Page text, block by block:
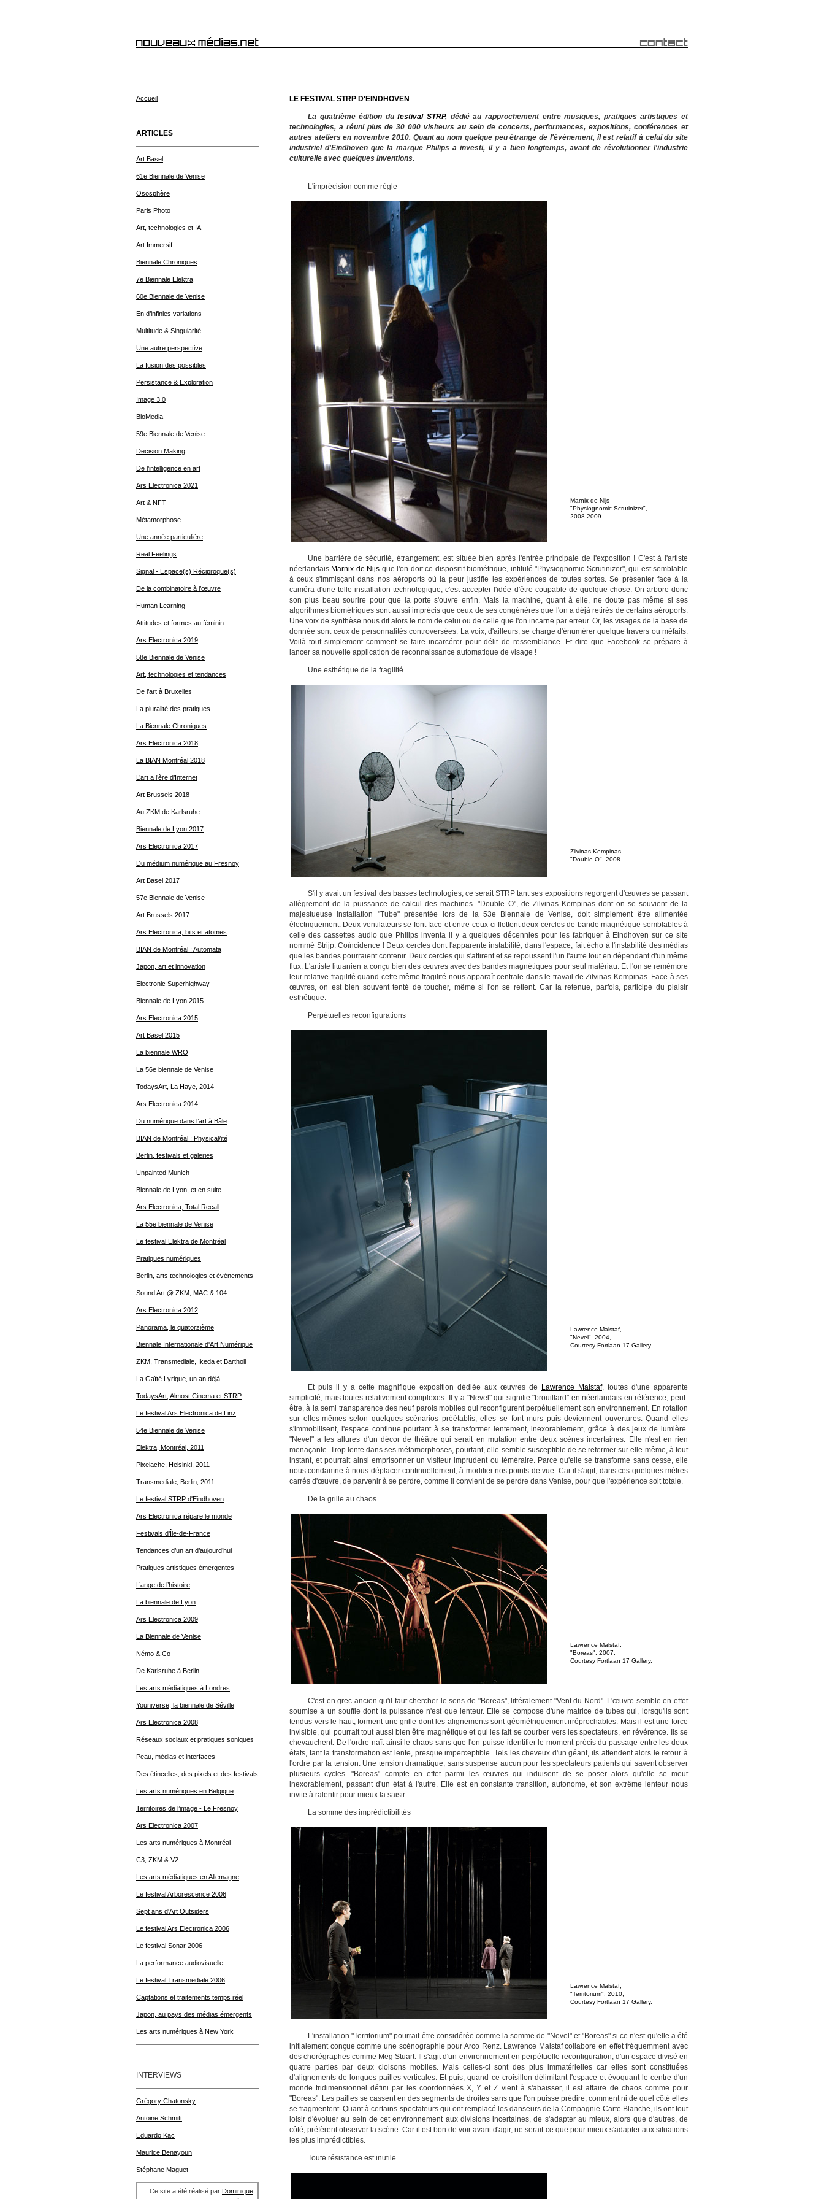
Accueil
ARTICLES
Art Basel
61e Biennale de Venise
Ososphère
Paris Photo
Art, technologies et IA
Art Immersif
Biennale Chroniques
7e Biennale Elektra
60e Biennale de Venise
En d’infinies variations
Multitude & Singularité
Une autre perspective
La fusion des possibles
Persistance & Exploration
Image 3.0
BioMedia
59e Biennale de Venise
Decision Making
De l’intelligence en art
Ars Electronica 2021
Art & NFT
Métamorphose
Une année particulière
Real Feelings
Signal - Espace(s) Réciproque(s)
De la combinatoire à l’œuvre
Human Learning
Attitudes et formes au féminin
Ars Electronica 2019
58e Biennale de Venise
Art, technologies et tendances
De l’art à Bruxelles
La pluralité des pratiques
La Biennale Chroniques
Ars Electronica 2018
La BIAN Montréal 2018
L’art a l’ère d’Internet
Art Brussels 2018
Au ZKM de Karlsruhe
Biennale de Lyon 2017
Ars Electronica 2017
Du médium numérique au Fresnoy
Art Basel 2017
57e Biennale de Venise
Art Brussels 2017
Ars Electronica, bits et atomes
BIAN de Montréal : Automata
Japon, art et innovation
Electronic Superhighway
Biennale de Lyon 2015
Ars Electronica 2015
Art Basel 2015
La biennale WRO
La 56e biennale de Venise
TodaysArt, La Haye, 2014
Ars Electronica 2014
Du numérique dans l’art à Bâle
BIAN de Montréal : Physical/ité
Berlin, festivals et galeries
Unpainted Munich
Biennale de Lyon, et en suite
Ars Electronica, Total Recall
La 55e biennale de Venise
Le festival Elektra de Montréal
Pratiques numériques
Berlin, arts technologies et événements
Sound Art @ ZKM, MAC & 104
Ars Electronica 2012
Panorama, le quatorzième
Biennale Internationale d'Art Numérique
ZKM, Transmediale, Ikeda et Bartholl
La Gaîté Lyrique, un an déjà
TodaysArt, Almost Cinema et STRP
Le festival Ars Electronica de Linz
54e Biennale de Venise
Elektra, Montréal, 2011
Pixelache, Helsinki, 2011
Transmediale, Berlin, 2011
Le festival STRP d'Eindhoven
Ars Electronica répare le monde
Festivals d’Île-de-France
Tendances d’un art d’aujourd’hui
Pratiques artistiques émergentes
L’ange de l’histoire
La biennale de Lyon
Ars Electronica 2009
La Biennale de Venise
Némo & Co
De Karlsruhe à Berlin
Les arts médiatiques à Londres
Youniverse, la biennale de Séville
Ars Electronica 2008
Réseaux sociaux et pratiques soniques
Peau, médias et interfaces
Des étincelles, des pixels et des festivals
Les arts numériques en Belgique
Territoires de l’image - Le Fresnoy
Ars Electronica 2007
Les arts numériques à Montréal
C3, ZKM & V2
Les arts médiatiques en Allemagne
Le festival Arborescence 2006
Sept ans d'Art Outsiders
Le festival Ars Electronica 2006
Le festival Sonar 2006
La performance audiovisuelle
Le festival Transmediale 2006
Captations et traitements temps réel
Japon, au pays des médias émergents
Les arts numériques à New York
INTERVIEWS
Grégory Chatonsky
Antoine Schmitt
Eduardo Kac
Maurice Benayoun
Stéphane Maguet
Ce site a été réalisé par Dominique
LE FESTIVAL STRP D'EINDHOVEN
La quatrième édition dufestival STRP, dédié au rapprochement entre musiques, pratiques artistiques et
technologies, a réuni plus de 30 000 visiteurs au sein de concerts, performances, expositions, conférences et
autres ateliers en novembre 2010. Quant au nom quelque peu étrange de l'événement, il est relatif à celui du site
industriel d'Eindhoven que la marque Philips a investi, il y a bien longtemps, avant de révolutionner l'industrie
culturelle avec quelques inventions.
L'imprécision comme règle
Marnix de Nijs
"Physiognomic Scrutinizer",
2008-2009.
Une barrière de sécurité, étrangement, est située bien après l'entrée principale de l'exposition ! C'est à l'artiste
néerlandais Marnix de Nijs que l'on doit ce dispositif biométrique, intitulé "Physiognomic Scrutinizer", qui est semblable
à ceux s'immisçant dans nos aéroports où la peur justifie les expériences de toutes sortes. Se présenter face à la
caméra d'une telle installation technologique, c'est accepter l'idée d'être coupable de quelque chose. On arbore donc
son plus beau sourire pour que la porte s'ouvre enfin. Mais la machine, quant à elle, ne doute pas même si ses
algorithmes biométriques sont aussi imprécis que ceux de ses congénères que l'on a déjà retirés de certains aéroports.
Une voix de synthèse nous dit alors le nom de celui ou de celle que l'on incarne par erreur. Or, les visages de la base de
donnée sont ceux de personnalités controversées. La voix, d'ailleurs, se charge d'énumérer quelque travers ou méfaits.
Voilà tout simplement comment se faire incarcérer pour délit de ressemblance. Et dire que Facebook se prépare à
lancer sa nouvelle application de reconnaissance automatique de visage !
Une esthétique de la fragilité
Zilvinas Kempinas
"Double O", 2008.
S'il y avait un festival des basses technologies, ce serait STRP tant ses expositions regorgent d'œuvres se passant
allègrement de la puissance de calcul des machines. "Double O", de Zilvinas Kempinas dont on se souvient de la
majestueuse installation "Tube" présentée lors de la 53e Biennale de Venise, doit simplement être alimentée
électriquement. Deux ventilateurs se font face et entre ceux-ci flottent deux cercles de bande magnétique semblables à
celle des cassettes audio que Philips inventa il y a quelques décennies pour les fabriquer à Eindhoven sur ce site
nommé Strijp. Coïncidence ! Deux cercles dont l'apparente instabilité, dans l'espace, fait écho à l'instabilité des médias
que les bandes pourraient contenir. Deux cercles qui s'attirent et se repoussent l'un l'autre tout en dépendant d'un même
flux. L'artiste lituanien a conçu bien des œuvres avec des bandes magnétiques pour seul matériau. Et l'on se remémore
leur relative fragilité quand cette même fragilité nous apparaît centrale dans le travail de Zilvinas Kempinas. Face à ses
œuvres, on est bien souvent tenté de toucher, même si l'on se retient. Car la retenue, parfois, participe du plaisir
esthétique.
Perpétuelles reconfigurations
Lawrence Malstaf,
"Nevel", 2004,
Courtesy Fortlaan 17 Gallery.
Et puis il y a cette magnifique exposition dédiée aux œuvres de Lawrence Malstaf, toutes d'une apparente
simplicité, mais toutes relativement complexes. Il y a "Nevel" qui signifie "brouillard" en néerlandais en référence, peut-
être, à la semi transparence des neuf parois mobiles qui reconfigurent perpétuellement son environnement. En rotation
sur elles-mêmes selon quelques scénarios préétablis, elles se font murs puis deviennent ouvertures. Quand elles
s'immobilisent, l'espace continue pourtant à se transformer lentement, inexorablement, grâce à des jeux de lumière.
"Nevel" a les allures d'un décor de théâtre qui serait en mutation entre deux scènes incertaines. Elle n'est en rien
menaçante. Trop lente dans ses métamorphoses, pourtant, elle semble susceptible de se refermer sur elle-même, à tout
instant, et pourrait ainsi emprisonner un visiteur imprudent ou téméraire. Parce qu'elle se transforme sans cesse, elle
nous condamne à nous déplacer continuellement, à modifier nos points de vue. Car il s'agit, dans ces quelques mètres
carrés d'œuvre, de parvenir à se perdre, comme il convient de se perdre dans Venise, pour que l'expérience soit totale.
De la grille au chaos
Lawrence Malstaf,
"Boreas", 2007,
Courtesy Fortlaan 17 Gallery.
C'est en grec ancien qu'il faut chercher le sens de "Boreas", littéralement "Vent du Nord". L'œuvre semble en effet
soumise à un souffle dont la puissance n'est que lenteur. Elle se compose d'une matrice de tubes qui, lorsqu'ils sont
tendus vers le haut, forment une grille dont les alignements sont géométriquement irréprochables. Mais il est une force
invisible, qui pourrait tout aussi bien être magnétique et qui les fait se courber vers les spectateurs, en révérence. Ils se
chevauchent. De l'ordre naît ainsi le chaos sans que l'on puisse identifier le moment précis du passage entre les deux
états, tant la transformation est lente, presque imperceptible. Tels les cheveux d'un géant, ils attendent alors le retour à
l'ordre par la tension. Une tension dramatique, sans suspense aucun pour les spectateurs patients qui savent observer
plusieurs cycles. "Boreas" compte en effet parmi les œuvres qui induisent de se poser alors qu'elle se meut
inexorablement, passant d'un état à l'autre. Elle est en constante transition, autonome, et son extrême lenteur nous
invite à ralentir pour mieux la saisir.
La somme des imprédictibilités
Lawrence Malstaf,
"Territorium", 2010,
Courtesy Fortlaan 17 Gallery.
L'installation "Territorium" pourrait être considérée comme la somme de "Nevel" et "Boreas" si ce n'est qu'elle a été
initialement conçue comme une scénographie pour Arco Renz. Lawrence Malstaf collabore en effet fréquemment avec
des chorégraphes comme Meg Stuart. Il s'agit d'un environnement en perpétuelle reconfiguration, d'un espace divisé en
quatre parties par deux cloisons mobiles. Mais celles-ci sont des plus immatérielles car elles sont constituées
d'alignements de longues pailles verticales. Et puis, quand ce croisillon délimitant l'espace et évoquant le centre d'un
monde tridimensionnel défini par les coordonnées X, Y et Z vient à s'abaisser, il est affaire de chaos comme pour
"Boreas". Les pailles se cassent en des segments de droites sans que l'on puisse prédire, comment ni de quel côté elles
se fragmentent. Quant à certains spectateurs qui ont remplacé les danseurs de la Compagnie Carte Blanche, ils ont tout
loisir d'évoluer au sein de cet environnement aux divisions incertaines, de s'adapter au mieux, alors que d'autres, de
côté, préfèrent observer la scène. Car il est bon de voir avant d'agir, ne serait-ce que pour mieux s'adapter aux situations
les plus imprédictibles.
Toute résistance est inutile